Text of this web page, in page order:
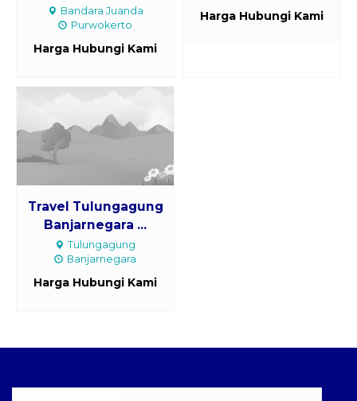
Bandara Juanda
Purwokerto
Harga Hubungi Kami
Harga Hubungi Kami
Travel Tulungagung
Banjarnegara ...
Tulungagung
Banjarnegara
Harga Hubungi Kami